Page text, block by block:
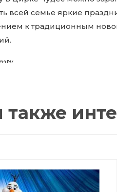
всей семье яркие
к традиционным
также